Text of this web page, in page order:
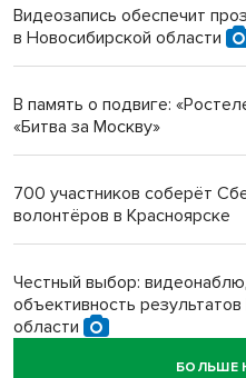
Инвалид получил условный
Новосибирский
Обновлённое отделение
Видеозапись обеспечит
в Новосибирской области
В память о подвиге:
«Битва за Москву»
700 участников соберёт
волонтёров в Красноярске
Честный выбор:
объективность
области
БОЛЬШЕ